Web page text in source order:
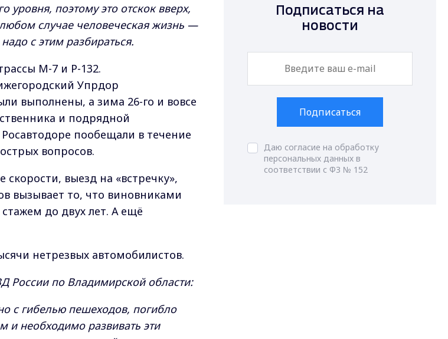
уровня, поэтому это отскок вверх,
случае человеческая жизнь —
с этим разбираться.
М-7 и Р-132.
Упрдор
выполнены, а зима 26-го и вовсе
и подрядной
пообещали в течение
вопросов.
выезд на «встречку»,
вызывает то, что виновниками
до двух лет. А ещё
нетрезвых автомобилистов.
России по Владимирской области:
с гибелью пешеходов, погибло
и необходимо развивать эти
Подписаться на
новости
Подписаться
Даю согласие на обработку
персональных данных в
соответствии с ФЗ № 152